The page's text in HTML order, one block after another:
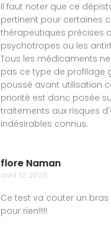
Il faut noter que ce
pertinent pour certaines
thérapeutiques précises
psychotropes ou les
Tous les médicaments
pas ce type de profilage
poussé avant utilisation
priorité est donc posée
traitements aux risques
indésirables connus.
flore Naman
avril 12 2026
Ce test va couter un
pour rien!!!!!